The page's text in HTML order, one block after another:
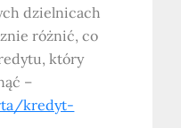
dzielnicach
różnić, co
który
–
kredyt-